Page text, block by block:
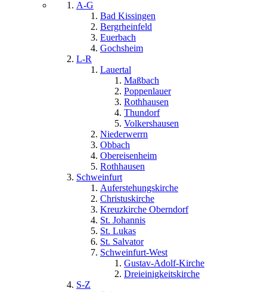
A-G
Bad Kissingen
Bergrheinfeld
Euerbach
Gochsheim
L-R
Lauertal
Maßbach
Poppenlauer
Rothhausen
Thundorf
Volkershausen
Niederwerrn
Obbach
Obereisenheim
Rothhausen
Schweinfurt
Auferstehungskirche
Christuskirche
Kreuzkirche Oberndorf
St. Johannis
St. Lukas
St. Salvator
Schweinfurt-West
Gustav-Adolf-Kirche
Dreieinigkeitskirche
S-Z